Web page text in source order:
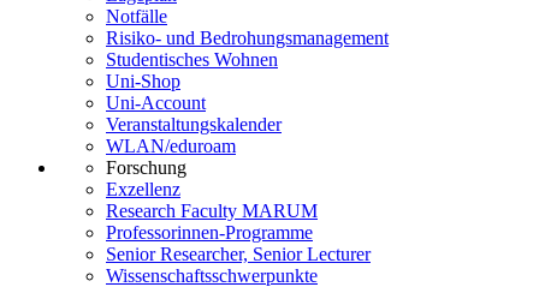
Notfälle
Risiko- und Bedrohungsmanagement
Studentisches Wohnen
Uni-Shop
Uni-Account
Veranstaltungskalender
WLAN/eduroam
Forschung
Exzellenz
Research Faculty MARUM
Professorinnen-Programme
Senior Researcher, Senior Lecturer
Wissenschaftsschwerpunkte